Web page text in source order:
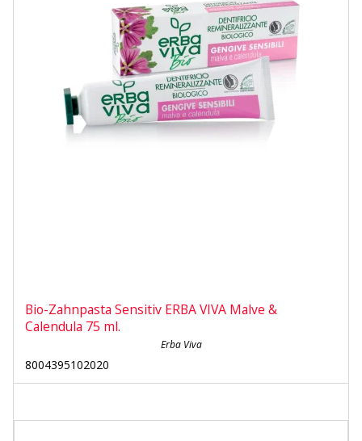
Bio-Zahnpasta Sensitiv ERBA VIVA Malve &
Calendula 75 ml.
Erba Viva
8004395102020